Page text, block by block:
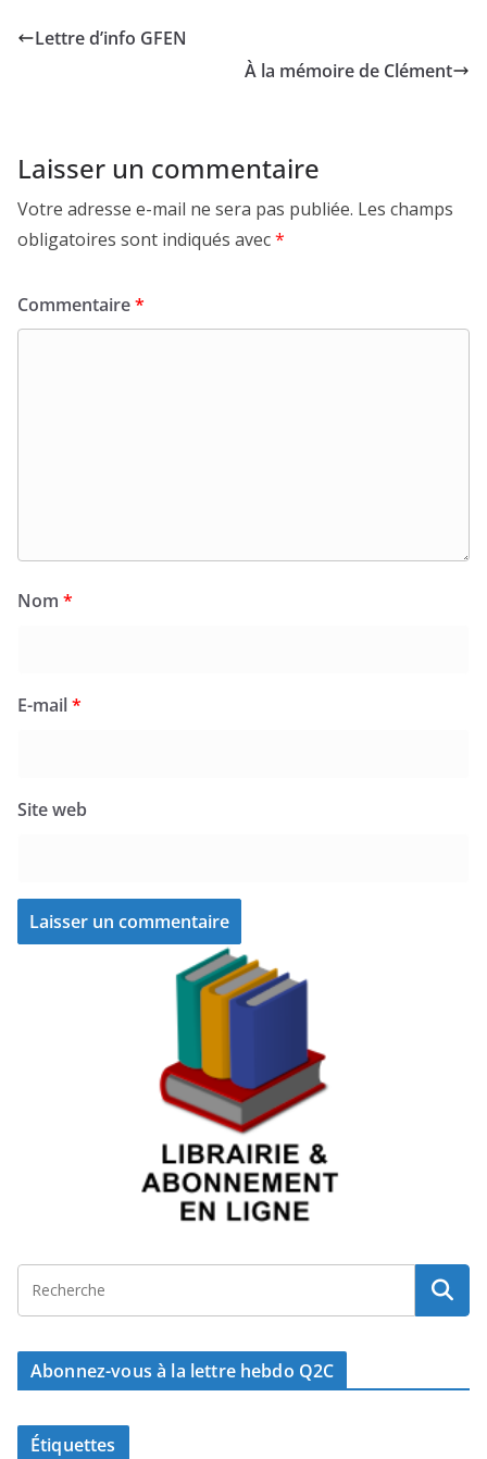
Lettre d’info GFEN
À la mémoire de Clément
Laisser un commentaire
Votre adresse e-mail ne sera pas publiée. Les champs
obligatoires sont indiqués avec*
Commentaire*
Nom *
E-mail*
Site web
Abonnez-vous à la lettre hebdo Q2C
Étiquettes